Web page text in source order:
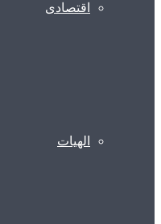
اقتصادی
الهیات